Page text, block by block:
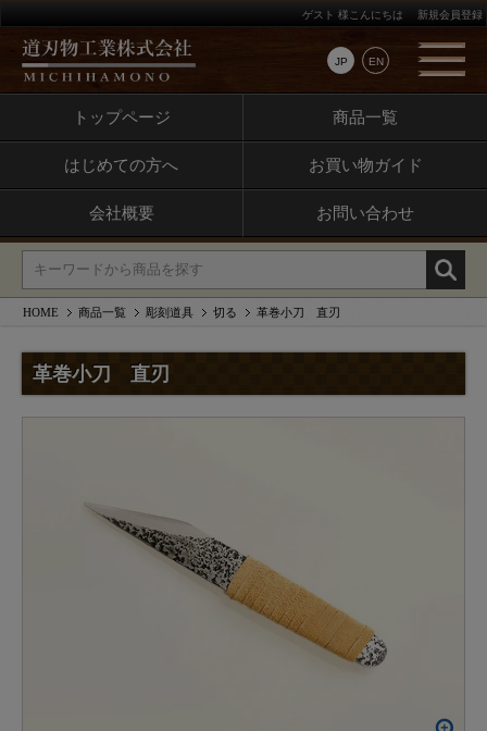
JP EN
ゲスト 様こんにちは 新規会員登録
トップページ 商品一覧
はじめての方へ お買い物ガイド
会社概要 お問い合わせ
HOME 商品一覧 彫刻道具 切る 革巻小刀 直刃
革巻小刀 直刃